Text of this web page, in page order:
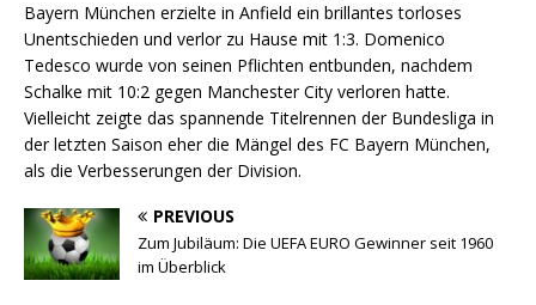
Bayern München erzielte in Anfield ein brillantes torloses
Unentschieden und verlor zu Hause mit 1:3. Domenico
Tedesco wurde von seinen Pflichten entbunden, nachdem
Schalke mit 10:2 gegen Manchester City verloren hatte.
Vielleicht zeigte das spannende Titelrennen der Bundesliga in
der letzten Saison eher die Mängel des FC Bayern München,
als die Verbesserungen der Division.
PREVIOUS
Zum Jubiläum: Die UEFA EURO Gewinner seit 1960
im Überblick